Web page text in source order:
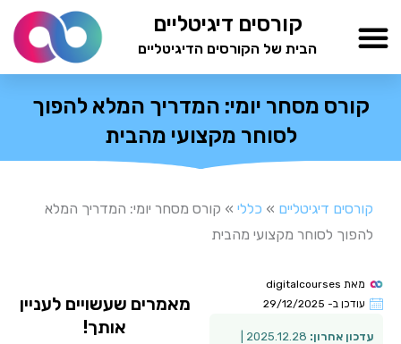
לתוכן
קורסים דיגיטליים
הבית של הקורסים הדיגיטליים
קורס מסחר יומי: המדריך המלא להפוך
לסוחר מקצועי מהבית
קורסים דיגיטליים » כללי » קורס מסחר יומי: המדריך המלא
להפוך לסוחר מקצועי מהבית
מאת
עודכן ב- 29/12/2025
עדכון אחרון:
מאמרים שעשויים לעניין
אותך!